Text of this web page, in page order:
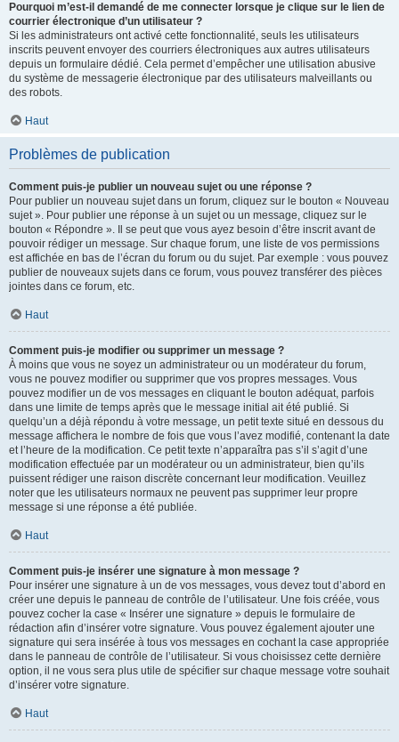
Pourquoi m’est-il demandé de me connecter lorsque je clique sur le lien de
courrier électronique d’un utilisateur ?
Si les administrateurs ont activé cette fonctionnalité, seuls les utilisateurs
inscrits peuvent envoyer des courriers électroniques aux autres utilisateurs
depuis un formulaire dédié. Cela permet d’empêcher une utilisation abusive
du système de messagerie électronique par des utilisateurs malveillants ou
des robots.
Haut
Problèmes de publication
Comment puis-je publier un nouveau sujet ou une réponse ?
Pour publier un nouveau sujet dans un forum, cliquez sur le bouton « Nouveau
sujet ». Pour publier une réponse à un sujet ou un message, cliquez sur le
bouton « Répondre ». Il se peut que vous ayez besoin d’être inscrit avant de
pouvoir rédiger un message. Sur chaque forum, une liste de vos permissions
est affichée en bas de l’écran du forum ou du sujet. Par exemple : vous pouvez
publier de nouveaux sujets dans ce forum, vous pouvez transférer des pièces
jointes dans ce forum, etc.
Haut
Comment puis-je modifier ou supprimer un message ?
À moins que vous ne soyez un administrateur ou un modérateur du forum,
vous ne pouvez modifier ou supprimer que vos propres messages. Vous
pouvez modifier un de vos messages en cliquant le bouton adéquat, parfois
dans une limite de temps après que le message initial ait été publié. Si
quelqu’un a déjà répondu à votre message, un petit texte situé en dessous du
message affichera le nombre de fois que vous l’avez modifié, contenant la date
et l’heure de la modification. Ce petit texte n’apparaîtra pas s’il s’agit d’une
modification effectuée par un modérateur ou un administrateur, bien qu’ils
puissent rédiger une raison discrète concernant leur modification. Veuillez
noter que les utilisateurs normaux ne peuvent pas supprimer leur propre
message si une réponse a été publiée.
Haut
Comment puis-je insérer une signature à mon message ?
Pour insérer une signature à un de vos messages, vous devez tout d’abord en
créer une depuis le panneau de contrôle de l’utilisateur. Une fois créée, vous
pouvez cocher la case « Insérer une signature » depuis le formulaire de
rédaction afin d’insérer votre signature. Vous pouvez également ajouter une
signature qui sera insérée à tous vos messages en cochant la case appropriée
dans le panneau de contrôle de l’utilisateur. Si vous choisissez cette dernière
option, il ne vous sera plus utile de spécifier sur chaque message votre souhait
d’insérer votre signature.
Haut